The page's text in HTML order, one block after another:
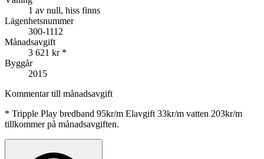
1 av null, hiss finns
Lägenhetsnummer
300-1112
Månadsavgift
3 621 kr*
Byggår
2015
Kommentar till månadsavgift
* Tripple Play bredband 95kr/m Elavgift 33kr/m vatten 203kr/m
tillkommer på månadsavgiften.